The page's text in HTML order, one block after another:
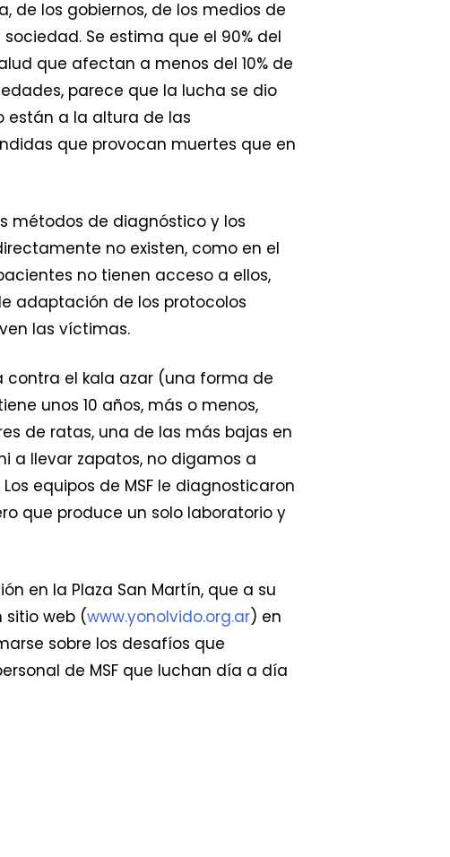
de los gobiernos, de los medios de
Se estima que el 90% del
que afectan a menos del 10% de
parece que la lucha se dio
están a la altura de las
que provocan muertes que en
métodos de diagnóstico y los
no existen, como en el
no tienen acceso a ellos,
adaptación de los protocolos
las víctimas.
contra el kala azar (una forma de
unos 10 años, más o menos,
de ratas, una de las más bajas en
a llevar zapatos, no digamos a
equipos de MSF le diagnosticaron
que produce un solo laboratorio y
en la Plaza San Martín, que a su
web (www.yonolvido.org.ar) en
sobre los desafíos que
de MSF que luchan día a día